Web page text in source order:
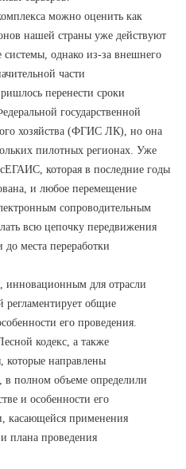
можно оценить как
нашей страны уже действуют
однако из-за внешнего
части
перенести сроки
государственной
хозяйства (ФГИС ЛК), но она
пилотных регионах. Уже
которая в последние годы
и любое перемещение
сопроводительным
всю цепочку передвижения
до места переработки
инновационным для отрасли
регламентирует общие
его проведения.
кодекс, а также
которые направлены
в полном объеме определили
и особенности его
касающейся применения
плана проведения